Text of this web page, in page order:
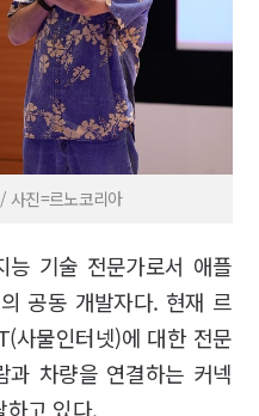
사진=르노코리아
능 기술 전문가로서 애플
공동 개발자다. 현재 르
사물인터넷)에 대한 전문
과 차량을 연결하는 커넥
하고 있다.